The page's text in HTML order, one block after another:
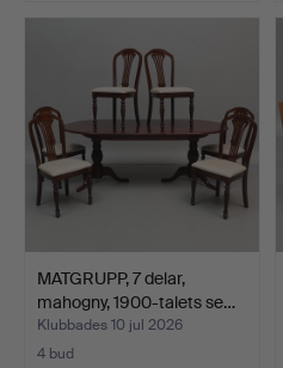
MATGRUPP, 7 delar,
mahogny, 1900-talets se…
Klubbades 10 jul 2026
4 bud